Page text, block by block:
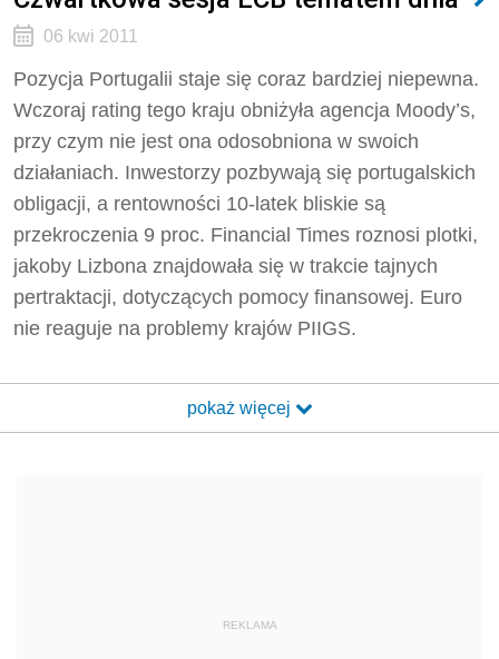
06 kwi 2011
Pozycja Portugalii staje się coraz bardziej niepewna.
Wczoraj rating tego kraju obniżyła agencja Moody’s,
przy czym nie jest ona odosobniona w swoich
działaniach. Inwestorzy pozbywają się portugalskich
obligacji, a rentowności 10-latek bliskie są
przekroczenia 9 proc. Financial Times roznosi plotki,
jakoby Lizbona znajdowała się w trakcie tajnych
pertraktacji, dotyczących pomocy finansowej. Euro
nie reaguje na problemy krajów PIIGS.
pokaż więcej
REKLAMA